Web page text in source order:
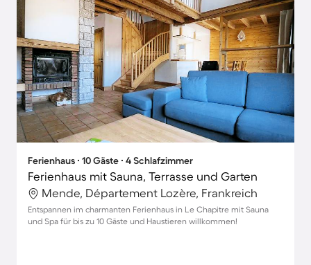
Ferienhaus ∙ 10 Gäste ∙ 4 Schlafzimmer
Ferienhaus mit Sauna, Terrasse und Garten
Mende, Département Lozère, Frankreich
Entspannen im charmanten Ferienhaus in Le Chapitre mit Sauna
und Spa für bis zu 10 Gäste und Haustieren willkommen!